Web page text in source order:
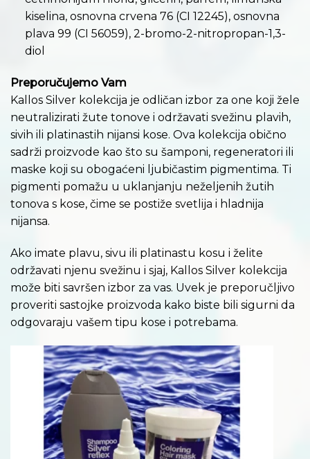
kiselina, osnovna crvena 76 (CI 12245), osnovna
plava 99 (CI 56059), 2-bromo-2-nitropropan-1,3-
diol
Preporučujemo Vam
Kallos Silver kolekcija je odličan izbor za one koji žele
neutralizirati žute tonove i održavati svežinu plavih,
sivih ili platinastih nijansi kose. Ova kolekcija obično
sadrži proizvode kao što su šamponi, regeneratori ili
maske koji su obogaćeni ljubičastim pigmentima. Ti
pigmenti pomažu u uklanjanju neželjenih žutih
tonova s kose, čime se postiže svetlija i hladnija
nijansa.
Ako imate plavu, sivu ili platinastu kosu i želite
održavati njenu svežinu i sjaj, Kallos Silver kolekcija
može biti savršen izbor za vas. Uvek je preporučljivo
proveriti sastojke proizvoda kako biste bili sigurni da
odgovaraju vašem tipu kose i potrebama.